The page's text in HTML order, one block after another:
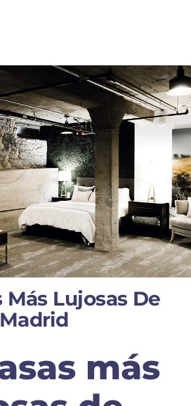
Más Lujosas De
Madrid
más